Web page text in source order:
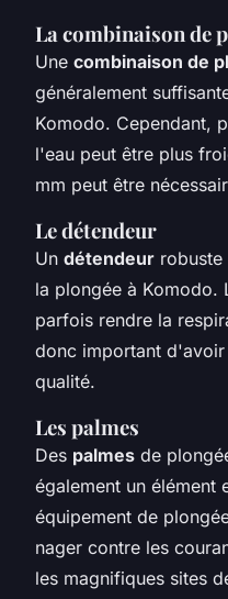
La combinaison de
Une combinaison de
généralement
Komodo. Cependant,
l'eau peut être plus
mm peut être
Le détendeur
Un détendeur
la plongée à Komodo.
parfois rendre la
donc important
qualité.
Les palmes
Des palmes de
également un élément
équipement de
nager contre les
les magnifiques sites